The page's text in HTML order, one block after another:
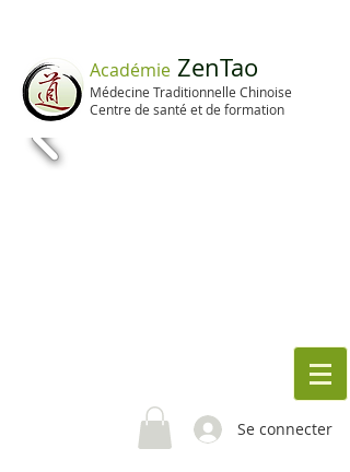
Académie ZenTao
Médecine Traditionnelle Chinoise
Centre de santé et de formation
Se connecter